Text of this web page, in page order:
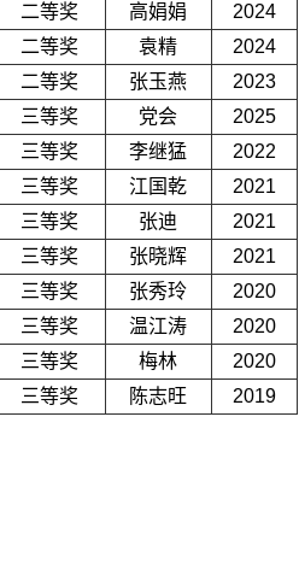
二等奖 高娟娟
2024
二等奖 袁精
2024
二等奖 张玉燕
2023
三等奖 党会
2025
三等奖 李继猛
2022
三等奖 江国乾
2021
三等奖 张迪
2021
三等奖 张晓辉
2021
三等奖 张秀玲
2020
三等奖 温江涛
2020
三等奖 梅林
2020
三等奖 陈志旺 2019